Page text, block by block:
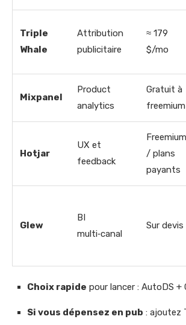
Triple
Whale
Attribution
publicitaire
≈ 179
$/mo
Mixpanel
Product
analytics
Gratuit à
freemium
Hotjar
UX et
feedback
Freemium
/ plans
payants
Glew
BI
multi‑canal
Sur devis
Choix rapide pour lancer : AutoDS +
Si vous dépensez en pub : ajoutez